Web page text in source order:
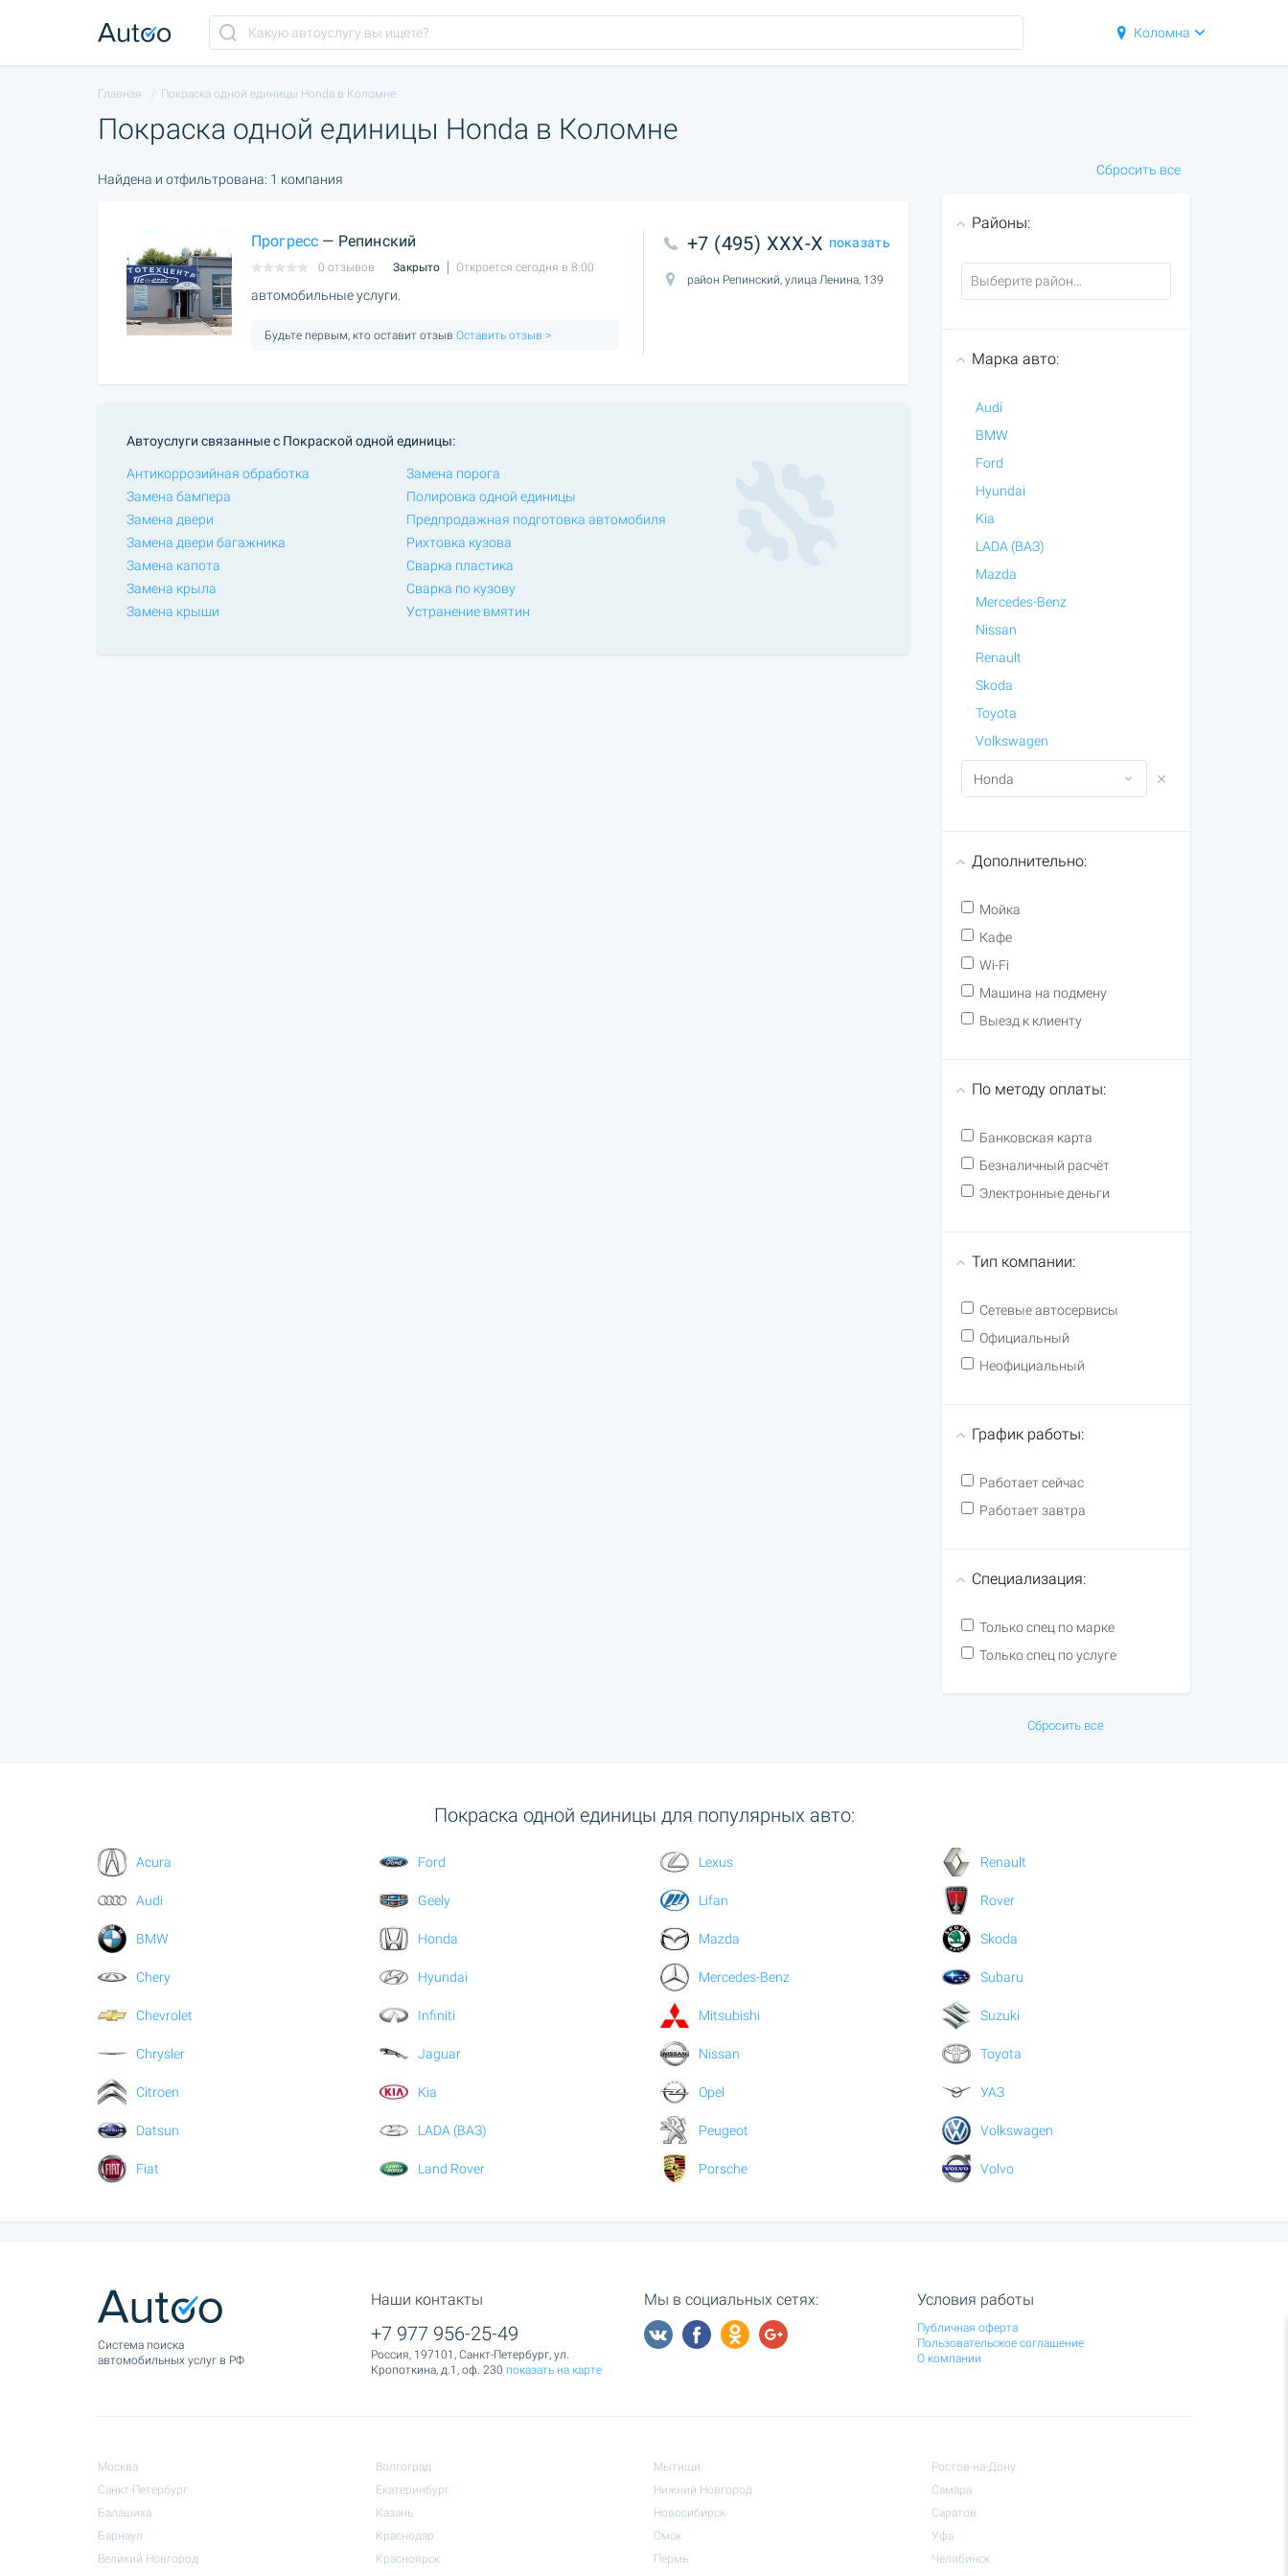
Коломна
Главная Покраска одной единицы Honda в Коломне
Покраска одной единицы Honda в Коломне
Найдена и отфильтрована: 1 компания
Прогресс — Репинский
0 отзывов Закрыто Откроется сегодня в 8:00
автомобильные услуги.
Будьте первым, кто оставит отзыв Оставить отзыв >
+7 (495) XXX-X показать
район Репинский, улица Ленина, 139
Автоуслуги связанные с Покраской одной единицы:
Антикоррозийная обработка
Замена бампера
Замена двери
Замена двери багажника
Замена капота
Замена крыла
Замена крыши
Замена порога
Полировка одной единицы
Предпродажная подготовка автомобиля
Рихтовка кузова
Сварка пластика
Сварка по кузову
Устранение вмятин
Сбросить все
Районы:
Марка авто:
Audi
BMW
Ford
Hyundai
Kia
LADA (ВАЗ)
Mazda
Mercedes-Benz
Nissan
Renault
Skoda
Toyota
Volkswagen
Дополнительно:
Мойка
Кафе
Wi-Fi
Машина на подмену
Выезд к клиенту
По методу оплаты:
Банковская карта
Безналичный расчёт
Электронные деньги
Тип компании:
Сетевые автосервисы
Официальный
Неофициальный
График работы:
Работает сейчас
Работает завтра
Специализация:
Только спец по марке
Только спец по услуге
Сбросить все
Покраска одной единицы для популярных авто:
Acura
Audi
BMW
Chery
Chevrolet
Chrysler
Citroen
Datsun
Fiat
Ford
Geely
Honda
Hyundai
Infiniti
Jaguar
Kia
LADA (ВАЗ)
Land Rover
Lexus
Lifan
Mazda
Mercedes-Benz
Mitsubishi
Nissan
Opel
Peugeot
Porsche
Renault
Rover
Skoda
Subaru
Suzuki
Toyota
УАЗ
Volkswagen
Volvo
Cистема поиска
автомобильных услуг в РФ
Наши контакты
+7 977 956-25-49
Россия, 197101, Санкт-Петербург, ул.
Кропоткина, д.1, оф. 230 показать на карте
Мы в социальных сетях: Условия работы
Публичная оферта
Пользовательское соглашение
О компании
Москва
Санкт-Петербург
Балашиха
Барнаул
Великий Новгород
Волгоград
Екатеринбург
Казань
Краснодар
Красноярск
Мытищи
Нижний Новгород
Новосибирск
Омск
Пермь
Ростов-на-Дону
Самара
Саратов
Уфа
Челябинск